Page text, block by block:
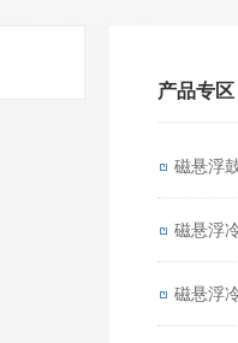
产品专区
磁悬浮
磁悬浮
磁悬浮